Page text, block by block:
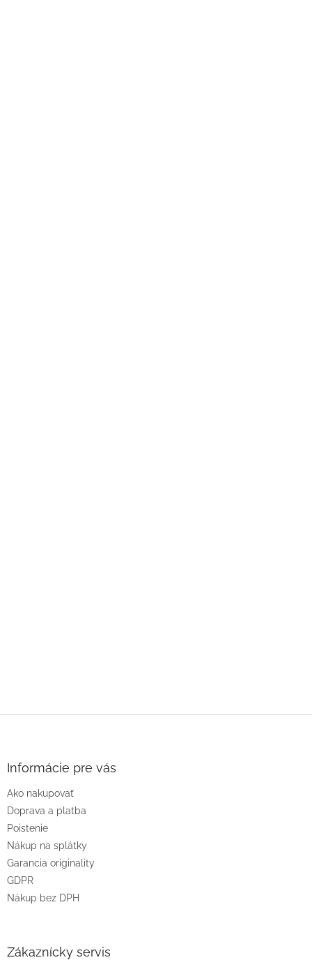
Informácie pre vás
Ako nakupovať
Doprava a platba
Poistenie
Nákup na splátky
Garancia originality
GDPR
Nákup bez DPH
Zákaznícky servis